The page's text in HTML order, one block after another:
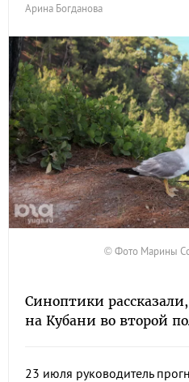
Арина Богданова
© Фото Марины
Синоптики
на Кубани во второй
23 июля руководитель